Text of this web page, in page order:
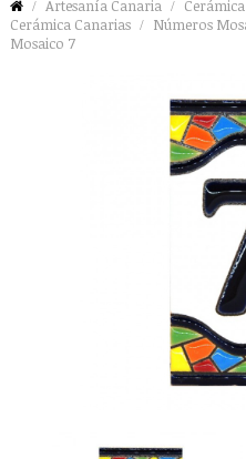
Artesanía Canaria
Cerámica Canarias
Números
Mosaico 7